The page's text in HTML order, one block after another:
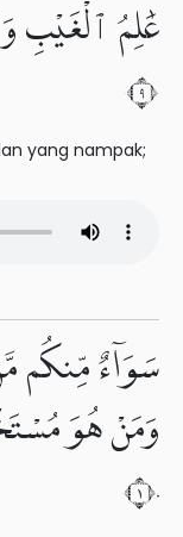
عَٰلِمُ ٱلْغَيْبِ
٩
yang nampak;
سَوَآءٌ مِّنكُم
وَمَنْ هُوَ
١٠